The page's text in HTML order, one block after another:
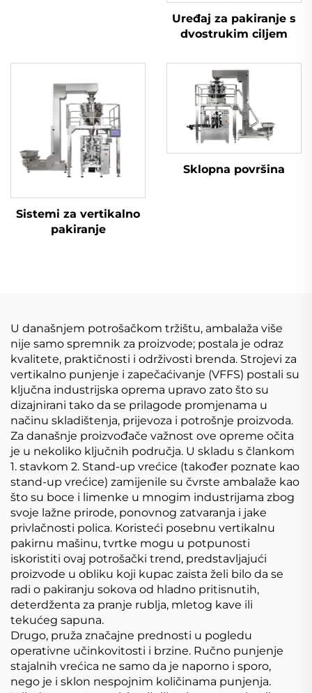
Uređaj za pakiranje s
dvostrukim ciljem
Sistemi za vertikalno
pakiranje
Sklopna površina
U današnjem potrošačkom tržištu, ambalaža više
nije samo spremnik za proizvode; postala je odraz
kvalitete, praktičnosti i održivosti brenda. Strojevi za
vertikalno punjenje i zapečaćivanje (VFFS) postali su
ključna industrijska oprema upravo zato što su
dizajnirani tako da se prilagode promjenama u
načinu skladištenja, prijevoza i potrošnje proizvoda.
Za današnje proizvođače važnost ove opreme očita
je u nekoliko ključnih područja. U skladu s člankom
1. stavkom 2. Stand-up vrećice (također poznate kao
stand-up vrećice) zamijenile su čvrste ambalaže kao
što su boce i limenke u mnogim industrijama zbog
svoje lažne prirode, ponovnog zatvaranja i jake
privlačnosti polica. Koristeći posebnu vertikalnu
pakirnu mašinu, tvrtke mogu u potpunosti
iskoristiti ovaj potrošački trend, predstavljajući
proizvode u obliku koji kupac zaista želi bilo da se
radi o pakiranju sokova od hladno pritisnutih,
deterdženta za pranje rublja, mletog kave ili
tekućeg sapuna.
Drugo, pruža značajne prednosti u pogledu
operativne učinkovitosti i brzine. Ručno punjenje
stajalnih vrećica ne samo da je naporno i sporo,
nego je i sklon nespojnim količinama punjenja.